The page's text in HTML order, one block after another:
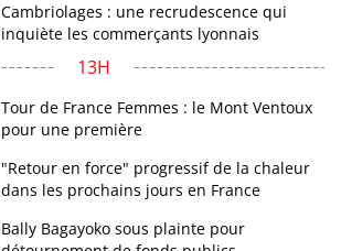
Cambriolages : une recrudescence qui
inquiète les commerçants lyonnais
13H
Tour de France Femmes : le Mont Ventoux
pour une première
"Retour en force" progressif de la chaleur
dans les prochains jours en France
Bally Bagayoko sous plainte pour